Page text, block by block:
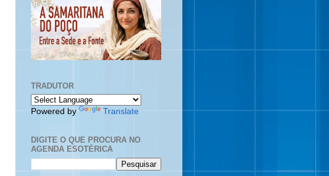
TRADUTOR
Powered by Translate
DIGITE O QUE PROCURA NO
AGENDA ESOTÉRICA